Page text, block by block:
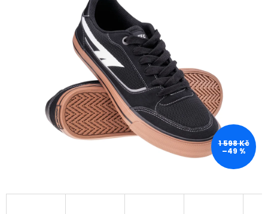
1 598 Kč
–49 %